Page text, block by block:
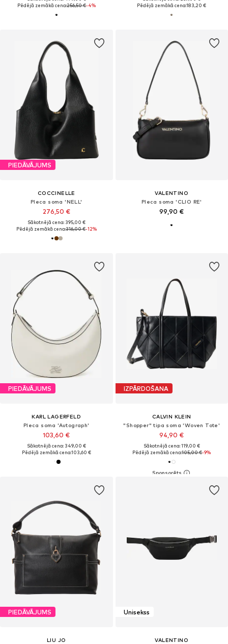
Pēdējā zemākā cena:256,50 €-4%
Pēdējā zemākā cena:183,20 €
PIEDĀVĀJUMS
COCCINELLE
Pleca soma 'NELL'
276,50 €
Sākotnējā cena: 395,00 €
Pēdējā zemākā cena:316,00 €-12%
VALENTINO
Pleca soma 'CLIO RE'
99,90 €
PIEDĀVĀJUMS
KARL LAGERFELD
Pleca soma 'Autograph'
103,60 €
Sākotnējā cena: 349,00 €
Pēdējā zemākā cena:103,60 €
IZPĀRDOŠANA
CALVIN KLEIN
"Shopper" tipa soma 'Woven Tote'
94,90 €
Sākotnējā cena: 119,00 €
Pēdējā zemākā cena:105,00 €-9%
PIEDĀVĀJUMS
LIU JO
Unisekss
VALENTINO